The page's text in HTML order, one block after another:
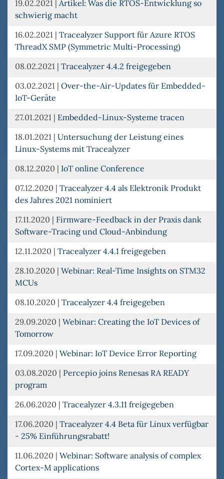
19.02.2021 Artikel: Was die RTOS-Entwicklung so
schwierig macht
16.02.2021 | Tracealyzer Support für Azure RTOS
ThreadX SMP (Symmetric Multi-Processing)
08.02.2021 | Tracealyzer 4.4.2 freigegeben
03.02.2021 | Over-the-Air-Updates für Embedded-
IoT-Geräte
27.01.2021 | Embedded-Linux-Systeme tracen
18.01.2021 | Untersuchung der Leistung eines
Linux-Systems mit Tracealyzer
08.12.2020 | IoT online Conference
07.12.2020 | Tracealyzer 4.4 als Elektronik Produkt
des Jahres 2021 nominiert
17.11.2020 | Firmware-Feedback in der Praxis dank
Software-Tracing und Cloud-Anbindung
12.11.2020 | Tracealyzer 4.4.1 freigegeben
28.10.2020 | Webinar: Real-Time Insights on STM32
MCUs
08.10.2020 | Tracealyzer 4.4 freigegeben
29.09.2020 | Webinar: Creating the IoT Devices of
Tomorrow
17.09.2020 | Webinar: IoT Device Error Reporting
03.08.2020 | Percepio joins Renesas RA READY
program
26.06.2020 | Tracealyzer 4.3.11 freigegeben
17.06.2020 | Tracealyzer 4.4 Beta für Linux verfügbar
- 25% Einführungsrabatt!
11.06.2020 | Webinar: Software analysis of complex
Cortex-M applications